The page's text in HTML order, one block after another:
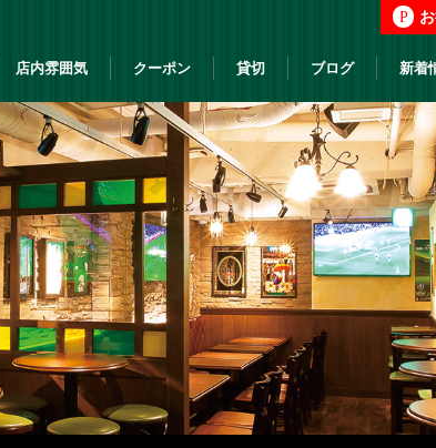
P
店内雰囲気 クーポン 貸切 ブログ 新着